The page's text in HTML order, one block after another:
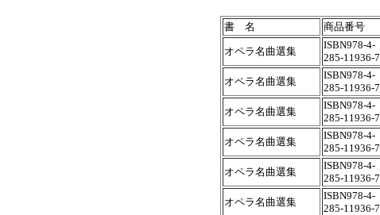
書 名 商品番号
オペラ名曲選集
ISBN978-4-
285-11936-7
オペラ名曲選集
ISBN978-4-
285-11936-7
オペラ名曲選集
ISBN978-4-
285-11936-7
オペラ名曲選集
ISBN978-4-
285-11936-7
オペラ名曲選集
ISBN978-4-
285-11936-7
オペラ名曲選集
ISBN978-4-
285-11936-7